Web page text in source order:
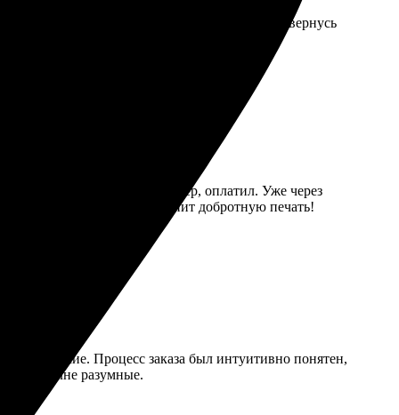
превзошел ожидания! Обязательно вернусь
Загрузил фото, выбрал размер, оплатил. Уже через
Рекомендую всем, кто ценит добротную печать!
четкие. Процесс заказа был интуитивно понятен,
вполне разумные.